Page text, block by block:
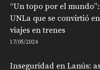
“Un topo por el
UNLa que se convirtió
viajes en trenes
17/05/2024
Inseguridad en Lanús: